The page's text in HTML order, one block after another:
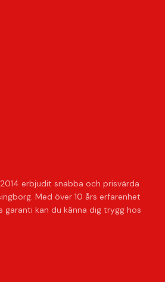
erbjudit snabba och prisvärda
Med över 10 års erfarenhet
garanti kan du känna dig trygg hos